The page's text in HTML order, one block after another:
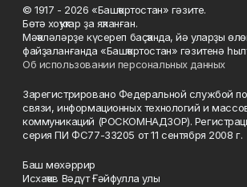
© 1917 - 2026 «Башҡортостан» гәзите.
Бөтә хоҡуҡтар ҙа яҡланған.
Мәҡәләләрҙе күсереп баҫҡанда, йә уларҙы
файҙаланғанда «Башҡортостан» гәзитенә
Об использовании персональных данных
Зарегистрировано Федеральной службой
связи, информационных технологий и
коммуникаций (РОСКОМНАДЗОР).
серия ПИ ФС77-33205 от 11 сентября 2008 г.
Баш мөхәррир
Исхаҡов Вәдүт Ғәйфулла улы